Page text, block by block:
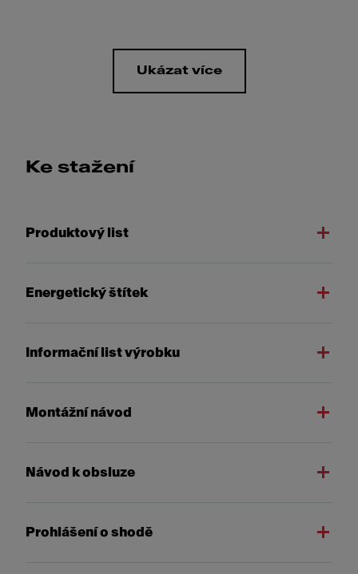
Ukázat více
Ke stažení
Produktový list
Energetický štítek
Informační list výrobku
Montážní návod
Návod k obsluze
Prohlášení o shodě